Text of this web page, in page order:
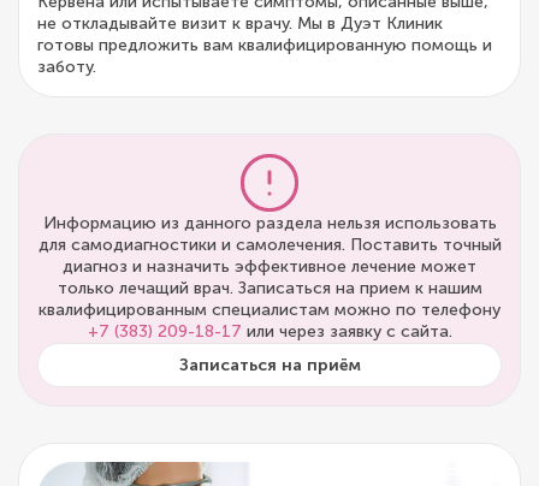
не откладывайте визит к врачу. Мы в Дуэт Клиник
готовы предложить вам квалифицированную помощь и
заботу.
Информацию из данного раздела нельзя использовать
для самодиагностики и самолечения. Поставить точный
диагноз и назначить эффективное лечение может
только лечащий врач. Записаться на прием к нашим
квалифицированным специалистам можно по телефону
+7 (383) 209-18-17 или через заявку с сайта.
Записаться на приём